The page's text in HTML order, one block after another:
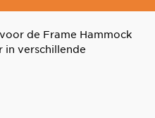
de Frame Hammock
in verschillende